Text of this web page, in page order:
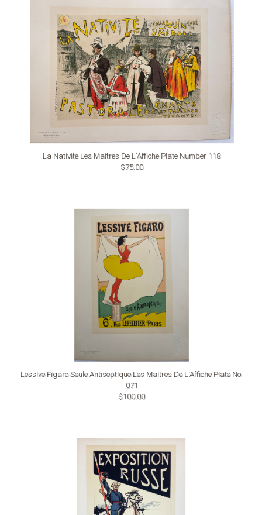
La Nativite Les Maitres De L'Affiche Plate Number 118
$75.00
Lessive Figaro Seule Antiseptique Les Maitres De L'Affiche Plate No.
071
$100.00